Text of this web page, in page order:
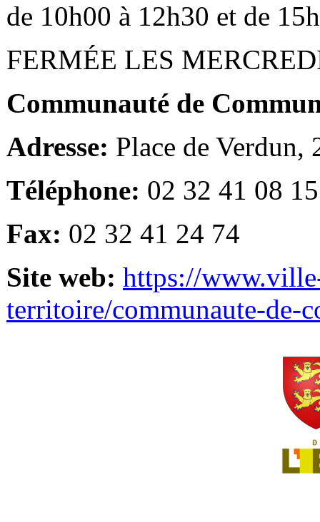
de 10h00 à 12h30 et de
FERMÉE LES
Communauté de
Adresse: Place de Verdun,
Téléphone: 02 32 41 08 15
Fax: 02 32 41 24 74
Site web: https://
territoire/communaute-de-